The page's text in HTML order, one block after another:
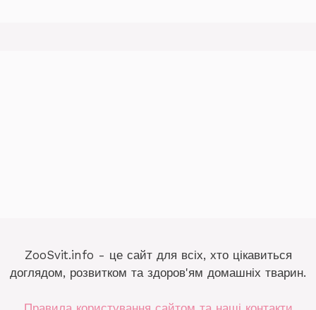
ZooSvit.info - це сайт для всіх, хто цікавиться
доглядом, розвитком та здоров'ям домашніх тварин.